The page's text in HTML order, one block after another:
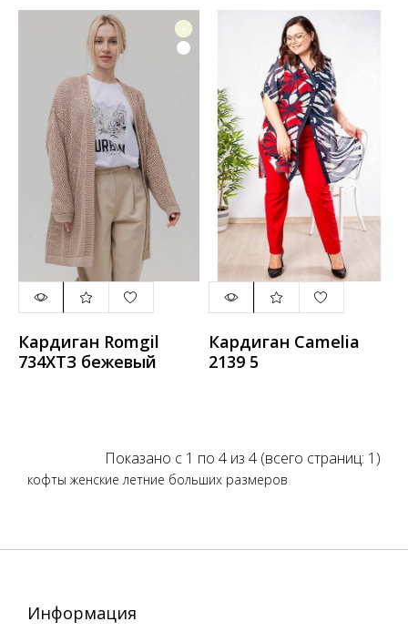
Кардиган Romgil
734ХТЗ бежевый
Кардиган Camelia
2139 5
Показано с 1 по 4 из 4 (всего страниц: 1)
кофты женские летние больших размеров
Информация